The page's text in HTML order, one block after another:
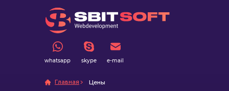
whatsapp skype e-mail
Главная Цены